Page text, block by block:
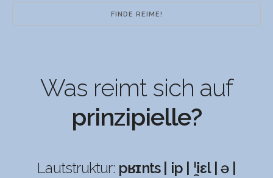
Was reimt sich auf
prinzipielle?
Lautstruktur: pʁɪnts | ip | ˈi̯ɛl | ə |